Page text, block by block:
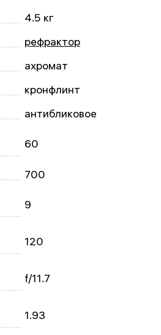
4.5 кг
рефрактор
ахромат
кронфлинт
антибликовое
60
700
9
120
f/11.7
1.93